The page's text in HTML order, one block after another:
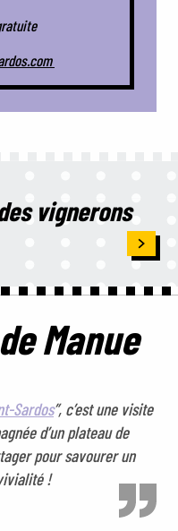
vignerons
Manue
Sardos”, c’est une visite
d’un plateau de
pour savourer un
!